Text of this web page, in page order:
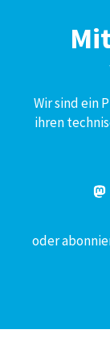
Wir sind ein
ihren
oder